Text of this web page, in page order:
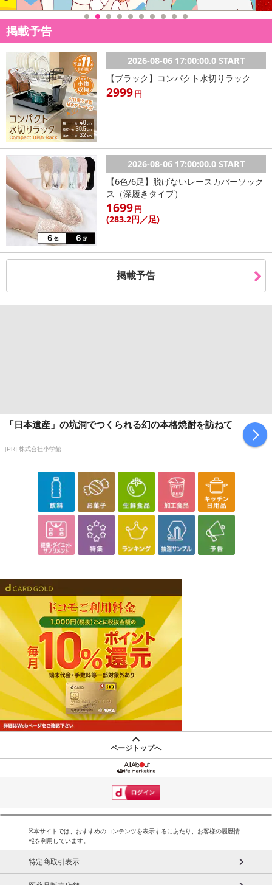
止させていただきます。
【配送伝票番号について】
※こちらの商品については商品の発送完了後、
配送伝票番号がマイページに表示されない場合もございます。予
めご了承ください。
発送日カレンダー
休業日
その他共通および商品カテゴリー別注意事項（※必ずご確認くだ
さい）
掲載予告
2026-08-06 17:00:00.0 START
【ブラック】コンパクト水切りラック
2999円
2026-08-06 17:00:00.0 START
【6色/6足】脱げないレースカバーソック
ス（深履きタイプ）
1699円
(283.2円／足)
掲載予告
「日本遺産」の坑洞でつくられる幻の本格焼酎を訪ねて
[PR] 株式会社小学館
ページトップへ
※本サイトでは、おすすめのコンテンツを表示するにあたり、お客様の履歴情
報を利用しています。
特定商取引表示